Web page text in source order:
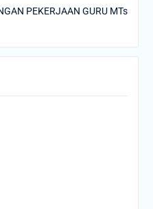
PEKERJAAN GURU MTs